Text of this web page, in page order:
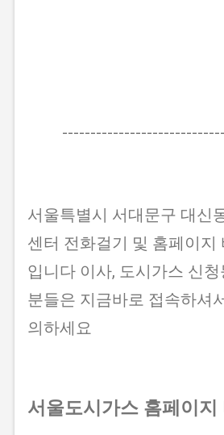
서울특별시 서대문구 대신
센터 전화걸기 및 홈페이지
입니다 이사, 도시가스 신
분들은 지금바로 접속하셔
의하세요
서울도시가스 홈페이지